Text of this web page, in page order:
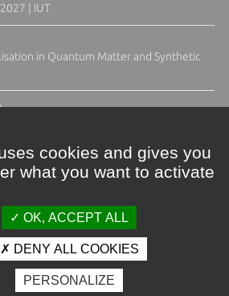
| IUT
in Quantum Matter and Synthetic
Espace presse Photothèque
cookies and gives you
what you want to activate
OK, ACCEPT ALL
DENY ALL COOKIES
PERSONALIZE